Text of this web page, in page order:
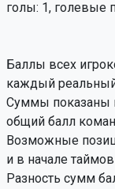
голы: 1, голевые
Баллы всех
каждый
Суммы показаны
общий балл
Возможные
и в начале
Разность сумм